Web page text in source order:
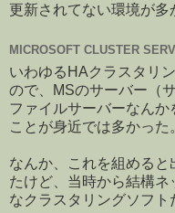
更新されてない環境が多
MICROSOFT CLUSTER
いわゆるHAクラスタリ
ので、MSのサーバー（
ファイルサーバーなん
ことが身近では多かった
なんか、これを組める
たけど、当時から結構
なクラスタリングソフト